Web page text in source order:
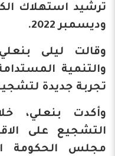
ترشيد استهلاك
وديسمبر 2022.
وقالت ليلى
والتنمية
تجربة جديدة
وأكدت بنعلي،
التشجيع على
مجلس الحكومة